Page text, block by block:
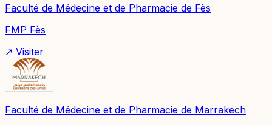
Faculté de Médecine et de Pharmacie de Fès
FMP Fès
↗ Visiter
Faculté de Médecine et de Pharmacie de Marrakech